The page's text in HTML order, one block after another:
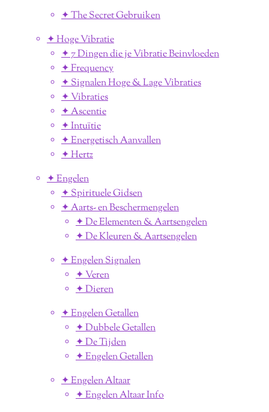
✦ The Secret Gebruiken
✦ Hoge Vibratie
✦ 7 Dingen die je Vibratie Beinvloeden
✦ Frequency
✦ Signalen Hoge & Lage Vibraties
✦ Vibraties
✦ Ascentie
✦ Intuïtie
✦ Energetisch Aanvallen
✦ Hertz
✦ Engelen
✦ Spirituele Gidsen
✦ Aarts- en Beschermengelen
✦ De Elementen & Aartsengelen
✦ De Kleuren & Aartsengelen
✦ Engelen Signalen
✦ Veren
✦ Dieren
✦ Engelen Getallen
✦ Dubbele Getallen
✦ De Tijden
✦ Engelen Getallen
✦ Engelen Altaar
✦ Engelen Altaar Info